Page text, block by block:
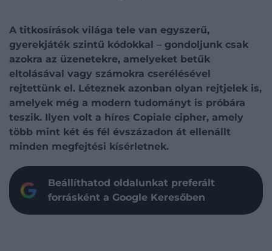
A titkosírások világa tele van egyszerű,
gyerekjáték szintű kódokkal – gondoljunk csak
azokra az üzenetekre, amelyeket betűk
eltolásával vagy számokra cserélésével
rejtettünk el. Léteznek azonban olyan rejtjelek is,
amelyek még a modern tudományt is próbára
teszik. Ilyen volt a híres Copiale cipher, amely
több mint két és fél évszázadon át ellenállt
minden megfejtési kísérletnek.
Beállíthatod oldalunkat preferált
forrásként a Google Keresőben